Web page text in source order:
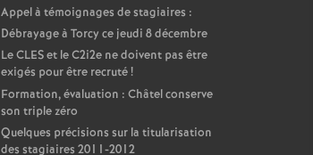
Appel à témoignages de stagiaires :
Débrayage à Torcy ce jeudi 8 décembre
LeCLESet le C2i2e ne doivent pas être
exigés pour être recruté!
Formation, évaluation : Châtel conserve
son triple zéro
Quelques précisions sur la titularisation
des stagiaires 2011-2012